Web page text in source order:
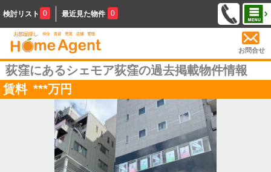
検討リスト 0 最近見た物件 0
お問合せ
荻窪にあるシェモア荻窪の過去掲載物件情報
賃料 ***万円